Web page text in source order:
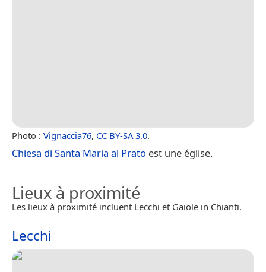
Photo : Vignaccia76, CC BY-SA 3.0.
Chiesa di Santa Maria al Prato est une église.
Lieux à proximité
Les lieux à proximité incluent Lecchi et Gaiole in Chianti.
Lecchi